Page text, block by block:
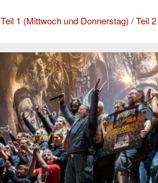
Teil 1 (Mittwoch und Donnerstag) /Teil